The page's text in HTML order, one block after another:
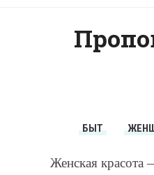
БЫТ
Женская красота